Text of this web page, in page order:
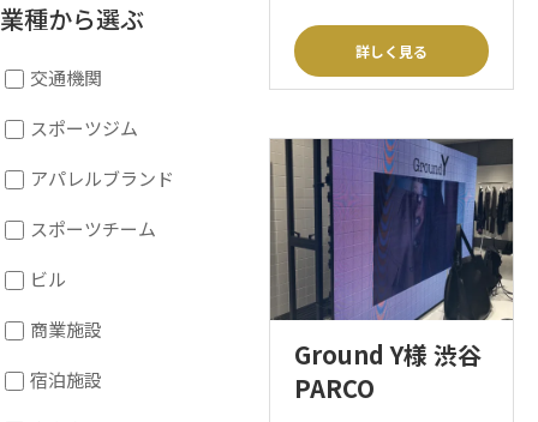
詳しく見る
Ground Y様 渋谷
PARCO
業種から選ぶ
交通機関
スポーツジム
アパレルブランド
スポーツチーム
ビル
商業施設
宿泊施設